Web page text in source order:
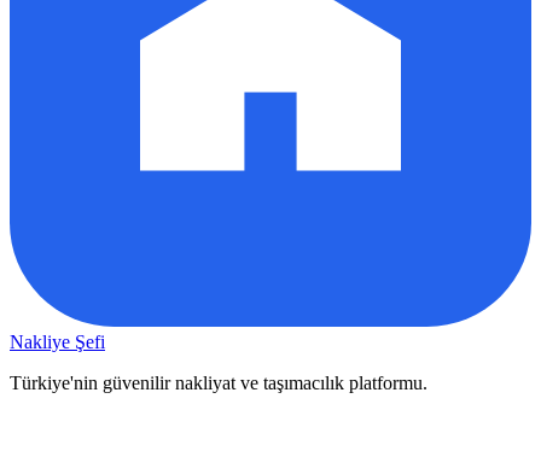
Nakliye Şefi
Türkiye'nin güvenilir nakliyat ve taşımacılık platformu.